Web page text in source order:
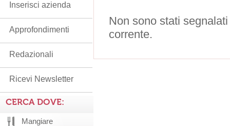
Non sono stati
corrente.
Inserisci azienda
Approfondimenti
Redazionali
Ricevi Newsletter
CERCA DOVE:
Mangiare